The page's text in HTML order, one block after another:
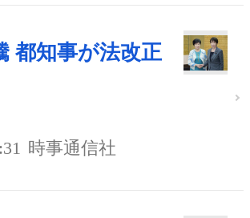
都知事が法改正
時事通信社